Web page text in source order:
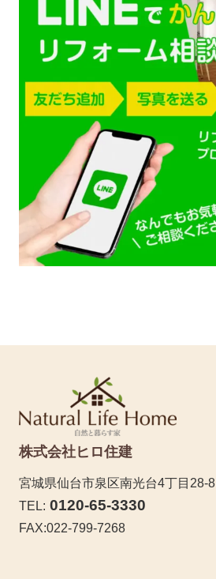
株式会社ヒロ住建
宮城県仙台市泉区南光台4丁目28-8
TEL: 0120-65-3330
FAX:022-799-7268